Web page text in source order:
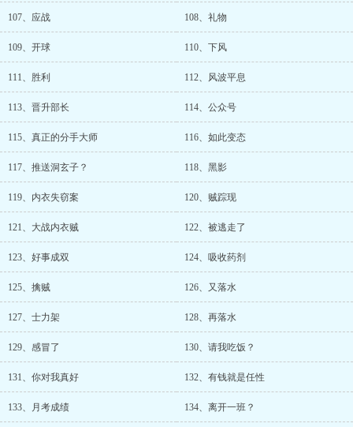
107、应战 108、礼物
109、开球 110、下风
111、胜利 112、风波平息
113、晋升部长 114、公众号
115、真正的分手大师 116、如此变态
117、推送洞玄子？ 118、黑影
119、内衣失窃案 120、贼踪现
121、大战内衣贼 122、被逃走了
123、好事成双 124、吸收药剂
125、擒贼 126、又落水
127、士力架 128、再落水
129、感冒了 130、请我吃饭？
131、你对我真好 132、有钱就是任性
133、月考成绩 134、离开一班？